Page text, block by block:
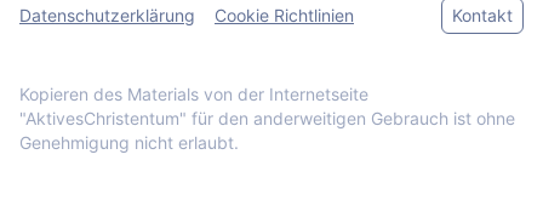
Kopieren des Materials von der Internetseite
"AktivesChristentum" für den anderweitigen Gebrauch ist ohne
Genehmigung nicht erlaubt.
Datenschutzerklärung Cookie Richtlinien Kontakt